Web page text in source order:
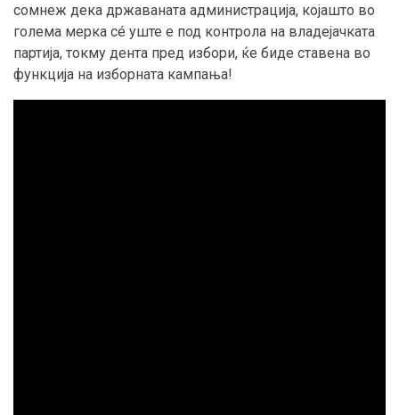
сомнеж дека државаната администрација, којашто во
голема мерка сé уште е под контрола на владејачката
партија, токму дента пред избори, ќе биде ставена во
функција на изборната кампања!